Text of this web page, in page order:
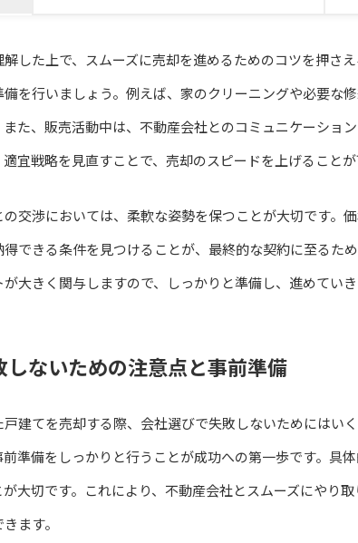
した上で、スムーズに売却を進めるためのコツを押さ
を行いましょう。例えば、家のクリーニングや必要な
た、販売活動中は、不動産会社とのコミュニケーショ
宜戦略を見直すことで、売却のスピードを上げることが
交渉においては、柔軟な姿勢を保つことが大切です。
できる条件を見つけることが、最終的な契約に至るた
大きく関与しますので、しっかりと準備し、進めていき
ないための注意点と事前準備
建てを売却する際、会社選びで失敗しないためにはい
準備をしっかりと行うことが成功への第一歩です。具
大切です。これにより、不動産会社とスムーズにやり
ます。